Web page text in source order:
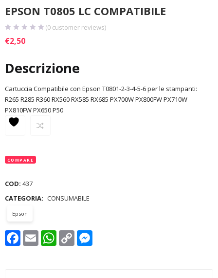
EPSON T0805 LC COMPATIBILE
(0 customer reviews)
€2,50
Descrizione
Cartuccia Compatibile con Epson T0801-2-3-4-5-6 per le stampanti:
R265 R285 R360 RX560 RX585 RX685 PX700W PX800FW PX710W
PX810FW PX650 P50
COMPARE
COD: 437
CATEGORIA: CONSUMABILE
Epson
Facebook
Email WhatsApp
Copy
Link